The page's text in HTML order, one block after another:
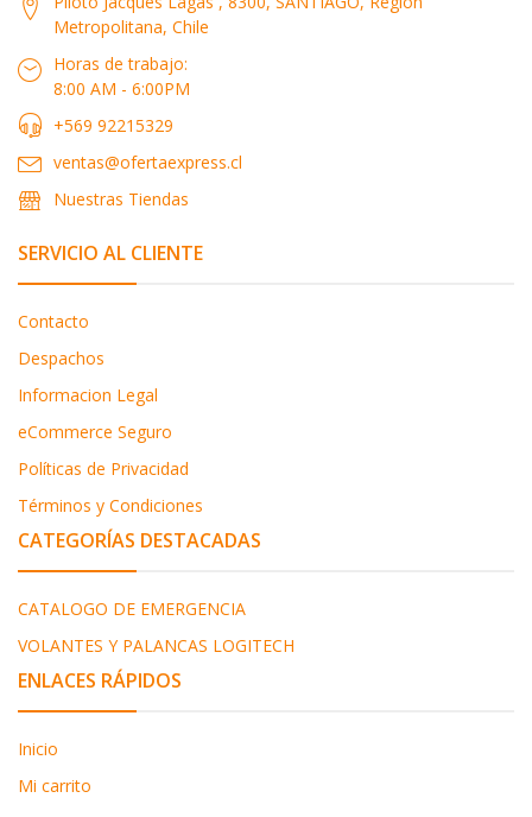
Metropolitana, Chile
Horas de trabajo:
8:00 AM - 6:00PM
+569 92215329
ventas@ofertaexpress.cl
Nuestras Tiendas
SERVICIO AL CLIENTE
Contacto
Despachos
Informacion Legal
eCommerce Seguro
Políticas de Privacidad
Términos y Condiciones
CATEGORÍAS DESTACADAS
CATALOGO DE EMERGENCIA
VOLANTES Y PALANCAS LOGITECH
ENLACES RÁPIDOS
Inicio
Mi carrito